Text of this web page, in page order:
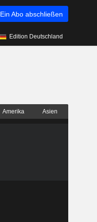
Ein Abo abschließen
Edition Deutschland
Amerika Asien